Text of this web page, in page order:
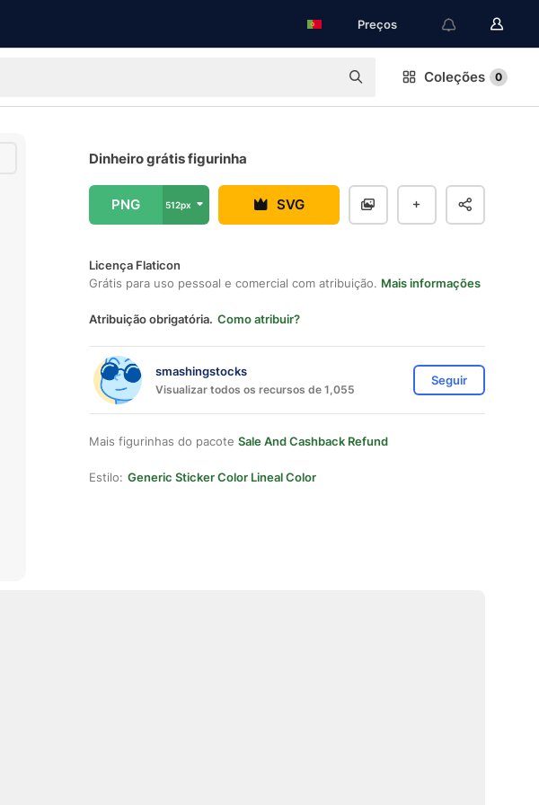
Preços
Coleções 0
Dinheiro grátis figurinha
PNG 512px SVG
Licença Flaticon
Grátis para uso pessoal e comercial com atribuição. Mais informações
Atribuição obrigatória. Como atribuir?
smashingstocks
Visualizar todos os recursos de 1,055
Seguir
Mais figurinhas do pacote Sale And Cashback Refund
Estilo: Generic Sticker Color Lineal Color